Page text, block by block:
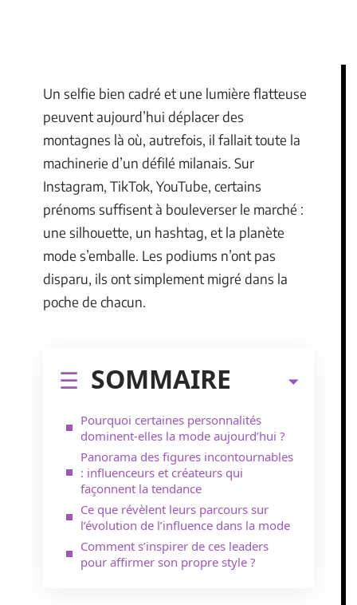
Un selfie bien cadré et une lumière flatteuse
peuvent aujourd’hui déplacer des
montagnes là où, autrefois, il fallait toute la
machinerie d’un défilé milanais. Sur
Instagram, TikTok, YouTube, certains
prénoms suffisent à bouleverser le marché :
une silhouette, un hashtag, et la planète
mode s’emballe. Les podiums n’ont pas
disparu, ils ont simplement migré dans la
poche de chacun.
SOMMAIRE
Pourquoi certaines personnalités
dominent-elles la mode aujourd’hui ?
Panorama des figures incontournables
: influenceurs et créateurs qui
façonnent la tendance
Ce que révèlent leurs parcours sur
l’évolution de l’influence dans la mode
Comment s’inspirer de ces leaders
pour affirmer son propre style ?